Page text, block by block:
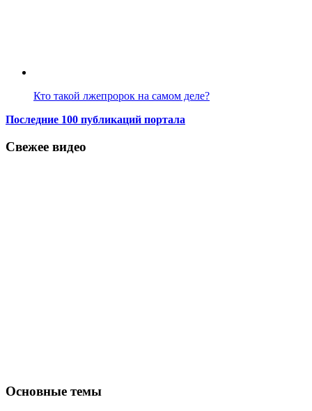
Кто такой лжепророк на самом деле?
Последние 100 публикаций портала
Свежее видео
Основные темы